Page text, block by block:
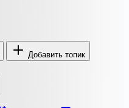
Добавить топик